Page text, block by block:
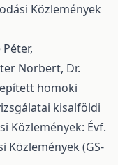
Közlemények
Norbert, Dr.
homoki
kisalföldi
Közlemények: Évf.
Közlemények (GS-